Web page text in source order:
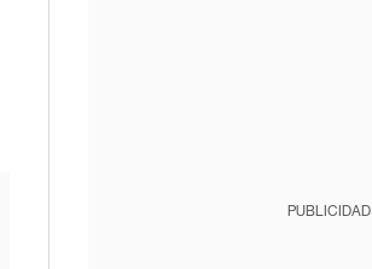
PUBLICIDAD